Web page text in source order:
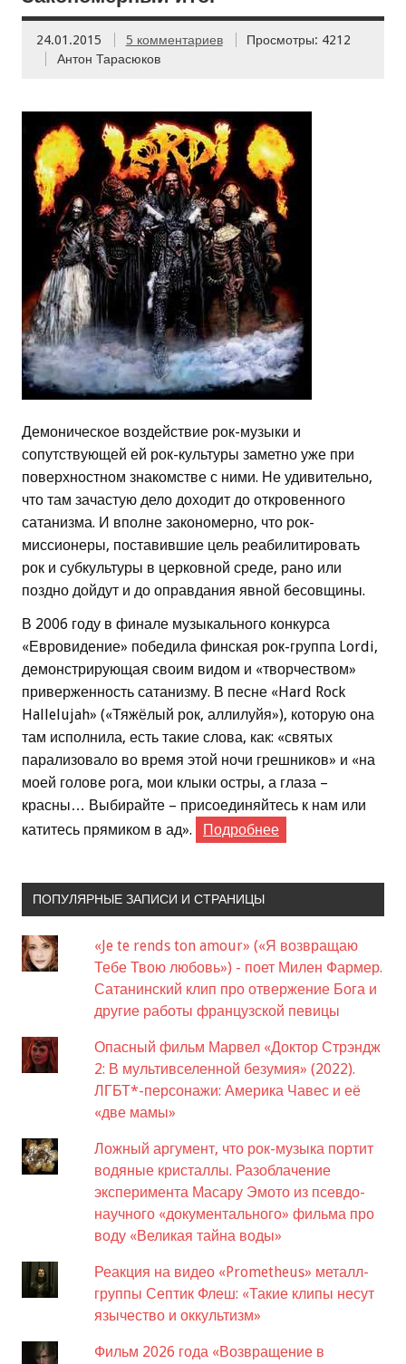
24.01.2015 5 комментариев
Просмотры: 4212
Антон Тарасюков
Демоническое воздействие рок-музыки и
сопутствующей ей рок-культуры заметно уже при
поверхностном знакомстве с ними. Не удивительно,
что там зачастую дело доходит до откровенного
сатанизма. И вполне закономерно, что рок-
миссионеры, поставившие цель реабилитировать
рок и субкультуры в церковной среде, рано или
поздно дойдут и до оправдания явной бесовщины.
В 2006 году в финале музыкального конкурса
«Евровидение» победила финская рок-группа Lordi,
демонстрирующая своим видом и «творчеством»
приверженность сатанизму. В песне «Hard Rock
Hallelujah» («Тяжёлый рок, аллилуйя»), которую она
там исполнила, есть такие слова, как: «святых
парализовало во время этой ночи грешников» и «на
моей голове рога, мои клыки остры, а глаза –
красны… Выбирайте – присоединяйтесь к нам или
катитесь прямиком в ад».
Подробнее
ПОПУЛЯРНЫЕ ЗАПИСИ И СТРАНИЦЫ
«Je te rends ton amour» («Я возвращаю
Тебе Твою любовь») - поет Милен Фармер.
Сатанинский клип про отвержение Бога и
другие работы французской певицы
Опасный фильм Марвел «Доктор Стрэндж
2: В мультивселенной безумия» (2022).
ЛГБТ*-персонажи: Америка Чавес и её
«две мамы»
Ложный аргумент, что рок-музыка портит
водяные кристаллы. Разоблачение
эксперимента Масару Эмото из псевдо-
научного «документального» фильма про
воду «Великая тайна воды»
Реакция на видео «Prometheus» металл-
группы Септик Флеш: «Такие клипы несут
язычество и оккультизм»
Фильм 2026 года «Возвращение в